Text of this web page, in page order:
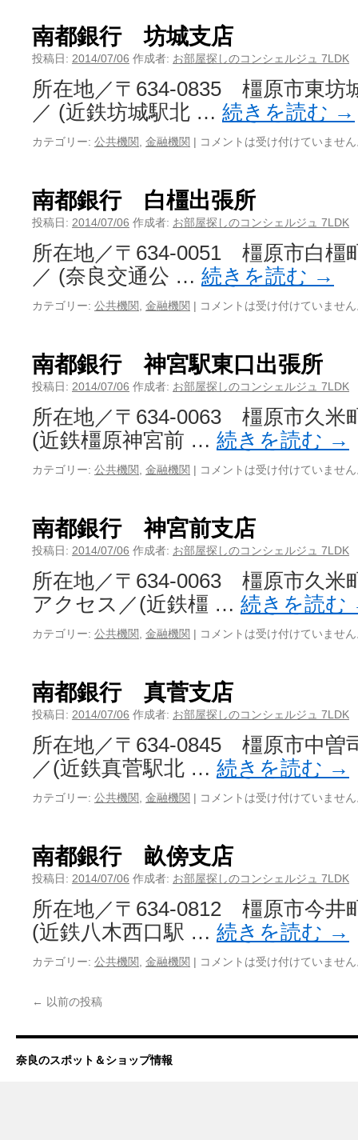
南都銀行 坊城支店
投稿日: 2014/07/06 作成者: お部屋探しのコンシェルジュ 7LDK
所在地／〒634-0835 橿原市東坊
／ (近鉄坊城駅北 … 続きを読む →
カテゴリー: 公共機関 金融機関 | コメントは受け付けていませ
南都銀行 白橿出張所
投稿日: 2014/07/06 作成者: お部屋探しのコンシェルジュ 7LDK
所在地／〒634-0051 橿原市白橿
／ (奈良交通公 … 続きを読む →
カテゴリー: 公共機関 金融機関 | コメントは受け付けていませ
南都銀行 神宮駅東口出張所
投稿日: 2014/07/06 作成者: お部屋探しのコンシェルジュ 7LDK
所在地／〒634-0063 橿原市久米
(近鉄橿原神宮前 … 続きを読む →
カテゴリー: 公共機関 金融機関 | コメントは受け付けていませ
南都銀行 神宮前支店
投稿日: 2014/07/06 作成者: お部屋探しのコンシェルジュ 7LDK
所在地／〒634-0063 橿原市久米
アクセス／(近鉄橿 … 続きを読む
カテゴリー: 公共機関 金融機関 | コメントは受け付けていませ
南都銀行 真菅支店
投稿日: 2014/07/06 作成者: お部屋探しのコンシェルジュ 7LDK
所在地／〒634-0845 橿原市中曽
／(近鉄真菅駅北 … 続きを読む →
カテゴリー: 公共機関 金融機関 | コメントは受け付けていませ
南都銀行 畝傍支店
投稿日: 2014/07/06 作成者: お部屋探しのコンシェルジュ 7LDK
所在地／〒634-0812 橿原市今井
(近鉄八木西口駅 … 続きを読む →
カテゴリー: 公共機関 金融機関 | コメントは受け付けていませ
← 以前の投稿
奈良のスポット＆ショップ情報